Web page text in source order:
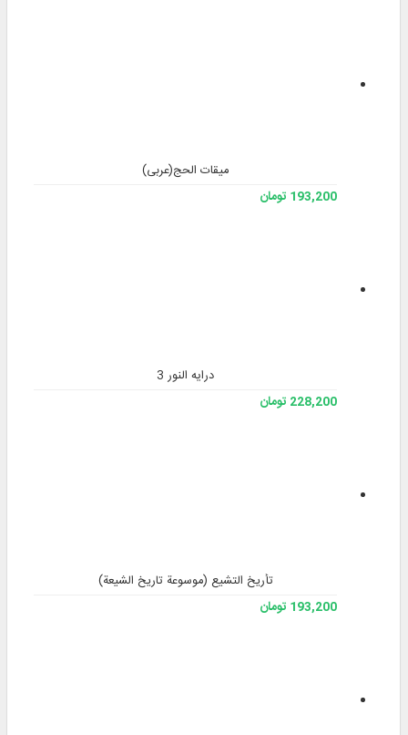
میقات الحج(عربی)
193,200 تومان
درایه النور 3
228,200 تومان
تأريخ التشيع (موسوعة تاريخ الشيعة)
193,200 تومان